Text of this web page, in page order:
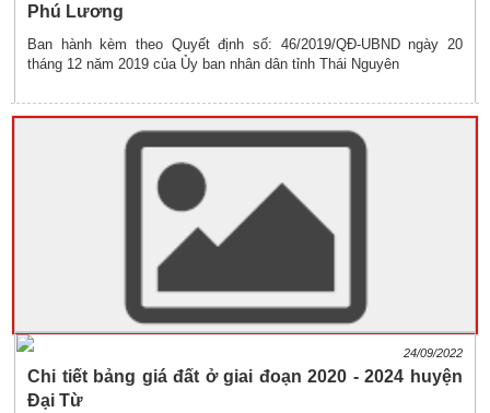
Phú Lương
Ban hành kèm theo Quyết định số: 46/2019/QĐ-UBND ngày 20
tháng 12 năm 2019 của Ủy ban nhân dân tỉnh Thái Nguyên
24/09/2022
Chi tiết bảng giá đất ở giai đoạn 2020 - 2024 huyện
Đại Từ